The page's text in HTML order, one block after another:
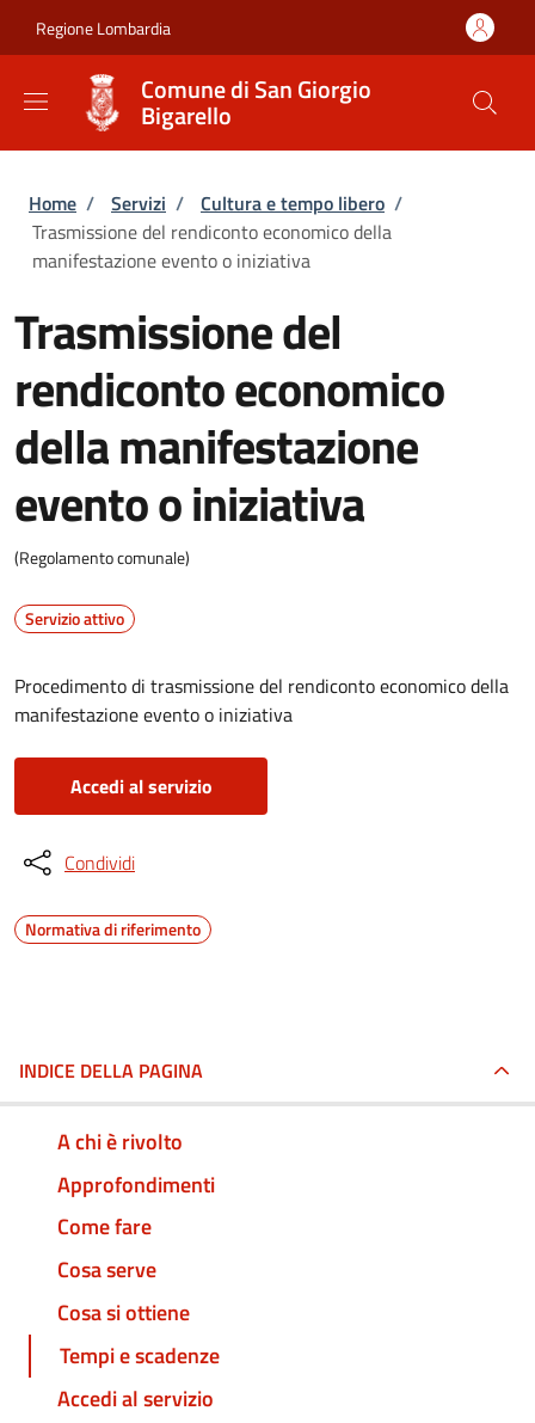
Regione Lombardia
Comune di San Giorgio
Bigarello
Briciole di pane
Home / Servizi / Cultura e tempo libero /
Trasmissione del rendiconto economico della
manifestazione evento o iniziativa
Trasmissione del
rendiconto economico
della manifestazione
evento o iniziativa
(Regolamento comunale)
Servizio attivo
Procedimento di trasmissione del rendiconto economico della
manifestazione evento o iniziativa
Accedi al servizio
Condividi
Normativa di riferimento
INDICE DELLA PAGINA
A chi è rivolto
Approfondimenti
Come fare
Cosa serve
Cosa si ottiene
Tempi e scadenze
Accedi al servizio